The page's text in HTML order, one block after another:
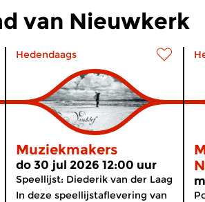
van Nieuwkerk
Hedendaags
Muziekmakers
do 30 jul 2026 12:00 uur
Speellijst: Diederik van der Laag
In deze speellijstaflevering van